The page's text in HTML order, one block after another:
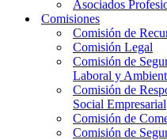
Asociados
Comisiones
Comisión de
Comisión Legal
Comisión de
Laboral y
Comisión de
Social Empresarial
Comisión de
Comisión de